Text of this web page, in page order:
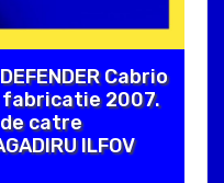
Cabrio
fabricatie 2007.
catre
ILFOV